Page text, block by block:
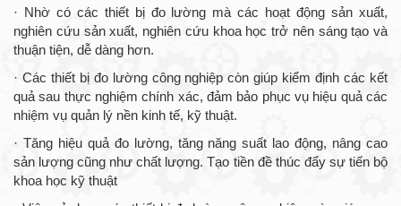
· Nhờ có các thiết bị đo lường mà các hoạt động sản xuất,
nghiên cứu sản xuất, nghiên cứu khoa học trở nên sáng tạo và
thuận tiện, dễ dàng hơn.
· Các thiết bị đo lường công nghiệp còn giúp kiểm định các kết
quả sau thực nghiệm chính xác, đảm bảo phục vụ hiệu quả các
nhiệm vụ quản lý nền kinh tế, kỹ thuật.
· Tăng hiệu quả đo lường, tăng năng suất lao động, nâng cao
sản lượng cũng như chất lượng. Tạo tiền đề thúc đẩy sự tiến bộ
khoa học kỹ thuật